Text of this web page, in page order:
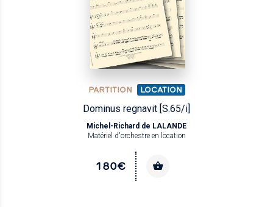
PARTITION LOCATION
Dominus regnavit [S.65/i]
Michel-Richard de LALANDE
Matériel d'orchestre en location
180€